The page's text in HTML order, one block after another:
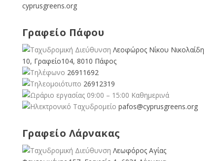
cyprusgreens.org
Γραφείο Πάφου
Λεοφώρος Νίκου Νικολαίδη
10, Γραφείο104, 8010 Πάφος
26911692
26912319
09:00 – 15:00 Καθημερινά
pafos@cyprusgreens.org
Γραφείο Λάρνακας
Λεωφόρος Αγίας